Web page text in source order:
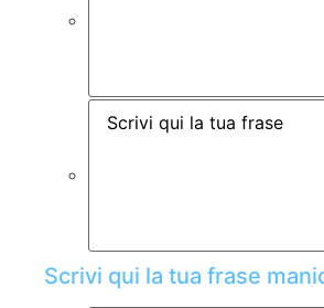
Scrivi qui la tua frase